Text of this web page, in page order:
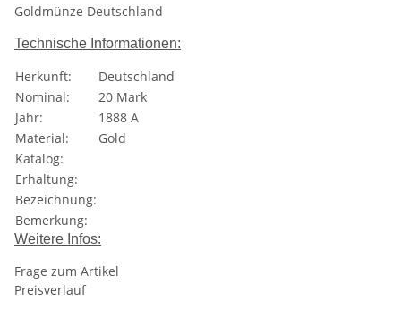
Goldmünze Deutschland
Technische Informationen:
Herkunft:
Deutschland
Nominal:
20 Mark
Jahr:
1888 A
Material:
Gold
Katalog:
Erhaltung:
Bezeichnung:
Bemerkung:
Weitere Infos:
Frage zum Artikel
Preisverlauf